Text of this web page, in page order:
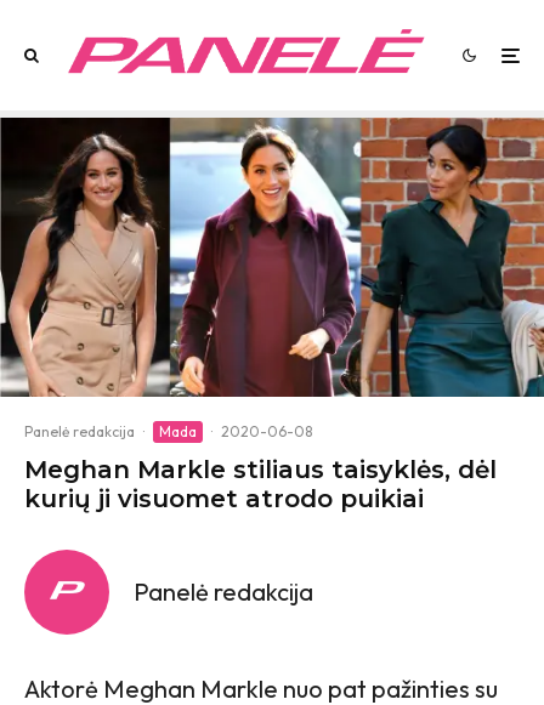
Panelė redakcija · Mada · 2020-06-08
Meghan Markle stiliaus taisyklės, dėl
kurių ji visuomet atrodo puikiai
Panelė redakcija
Aktorė Meghan Markle nuo pat pažinties su